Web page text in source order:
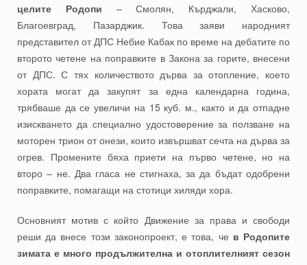
целите Родопи – Смолян, Кърджали, Хасково,
Благоевград, Пазарджик. Това заяви народният
представител от ДПС Небие Кабак по време на дебатите по
второто четене на поправките в Закона за горите, внесени
от ДПС. С тях количеството дърва за отопление, което
хората могат да закупят за една календарна година,
трябваше да се увеличи на 15 куб. м., както и да отпадне
изискването да специално удостоверение за ползване на
моторен трион от онези, които извършват сечта на дърва за
огрев. Промените бяха приети на първо четене, но на
второ – не. Два гласа не стигнаха, за да бъдат одобрени
поправките, помагащи на стотици хиляди хора.
Основният мотив с който Движение за права и свободи
реши да внесе този законопроект, е това, че в Родопите
зимата е много продължителна и отоплителният сезон